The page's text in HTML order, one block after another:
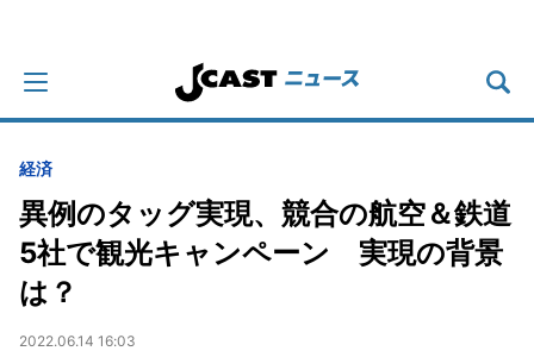
経済
異例のタッグ実現、競合の航空＆鉄道
5社で観光キャンペーン 実現の背景
は？
2022.06.14 16:03